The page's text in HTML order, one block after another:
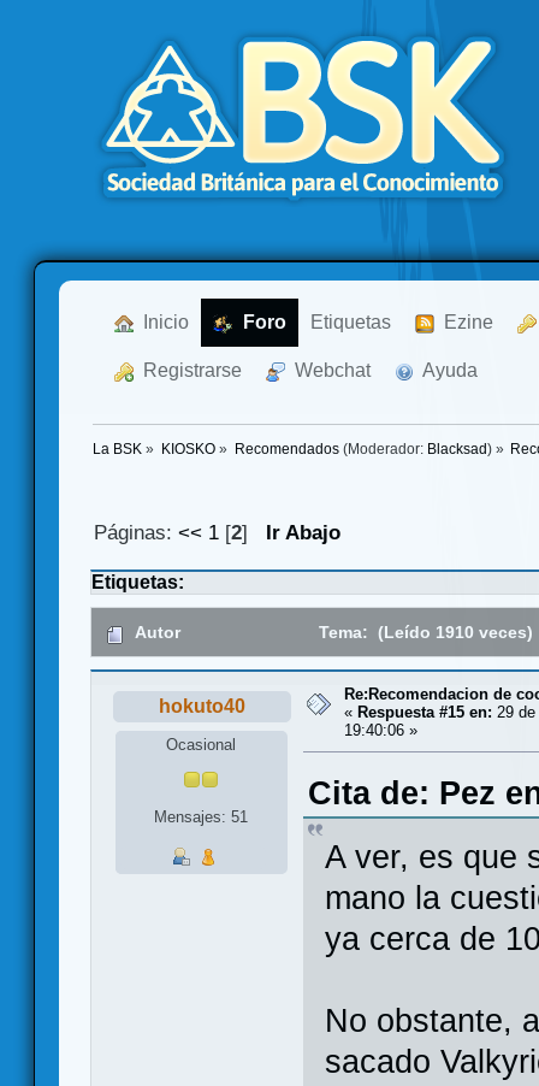
Inicio Foro Etiquetas Ezine
Registrarse Webchat Ayuda
La BSK » KIOSKO» Recomendados(Moderador: Blacksad ) »
Páginas:<< 1 [2] Ir Abajo
Etiquetas:
Autor Tema: (Leído 1910 veces)
hokuto40
Ocasional
Mensajes: 51
Re:Recomendacion de
« Respuesta #15 en: 29
19:40:06 »
Cita de: Pez
A ver, es que
mano la
ya cerca de
No obstante,
sacado